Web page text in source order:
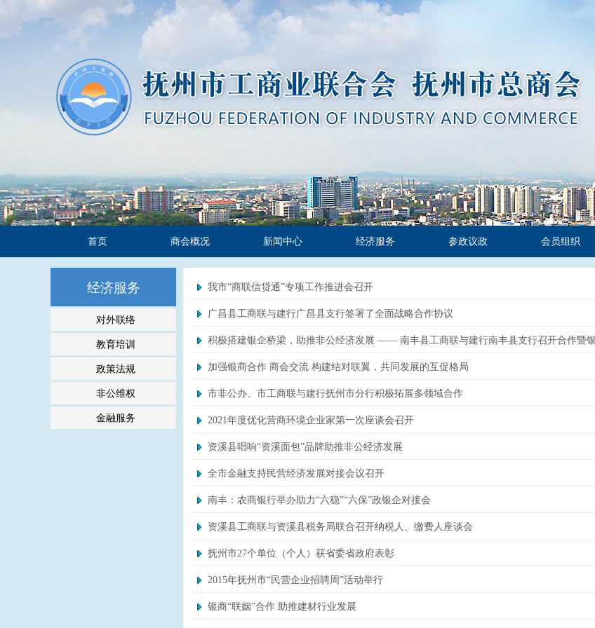
首页 商会概况 新闻中心 经济服务 参政议政 会员组织
经济服务 我市“商联信贷通”专项工作推进会召开
广昌县工商联与建行广昌县支行签署了全面战略合作协议
积极搭建银企桥梁，助推非公经济发展 —— 南丰县工商联与建行南丰县支行召开合作暨
加强银商合作 商会交流 构建结对联翼，共同发展的互促格局
市非公办、市工商联与建行抚州市分行积极拓展多领域合作
2021年度优化营商环境企业家第一次座谈会召开
资溪县唱响“资溪面包”品牌助推非公经济发展
全市金融支持民营经济发展对接会议召开
南丰：农商银行举办助力“六稳”“六保”政银企对接会
资溪县工商联与资溪县税务局联合召开纳税人、缴费人座谈会
抚州市27个单位（个人）获省委省政府表彰
2015年抚州市“民营企业招聘周”活动举行
银商“联姻”合作 助推建材行业发展
对外联络
教育培训
政策法规
非公维权
金融服务